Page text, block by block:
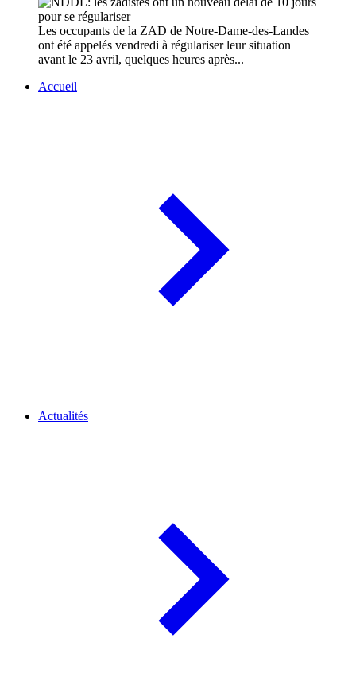
Les occupants de la ZAD de Notre-Dame-des-Landes
ont été appelés vendredi à régulariser leur situation
avant le 23 avril, quelques heures après...
Accueil
Actualités